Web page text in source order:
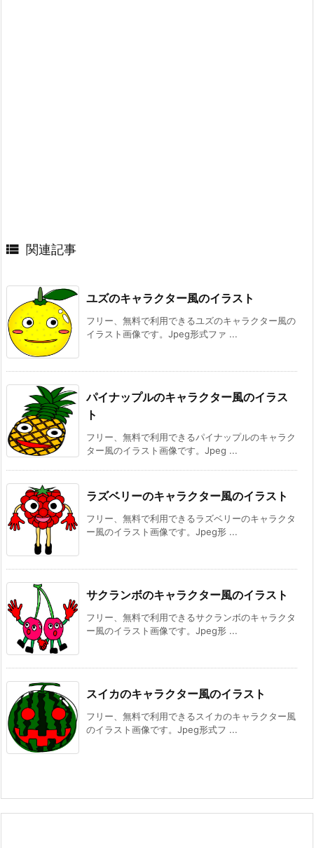
 関連記事
ユズのキャラクター風のイラスト
フリー、無料で利用できるユズのキャラクター風の
イラスト画像です。Jpeg形式ファ ...
パイナップルのキャラクター風のイラス
ト
フリー、無料で利用できるパイナップルのキャラク
ター風のイラスト画像です。Jpeg ...
ラズベリーのキャラクター風のイラスト
フリー、無料で利用できるラズベリーのキャラクタ
ー風のイラスト画像です。Jpeg形 ...
サクランボのキャラクター風のイラスト
フリー、無料で利用できるサクランボのキャラクタ
ー風のイラスト画像です。Jpeg形 ...
スイカのキャラクター風のイラスト
フリー、無料で利用できるスイカのキャラクター風
のイラスト画像です。Jpeg形式フ ...